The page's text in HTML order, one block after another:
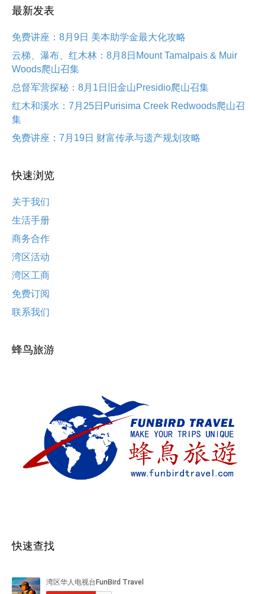
最新发表
免费讲座：8月9日 美本助学金最大化攻略
云梯、瀑布、红木林：8月8日Mount Tamalpais & Muir
Woods爬山召集
总督军营探秘：8月1日旧金山Presidio爬山召集
红木和溪水：7月25日Purisima Creek Redwoods爬山召
集
免费讲座：7月19日 财富传承与遗产规划攻略
快速浏览
关于我们
生活手册
商务合作
湾区活动
湾区工商
免费订阅
联系我们
蜂鸟旅游
快速查找